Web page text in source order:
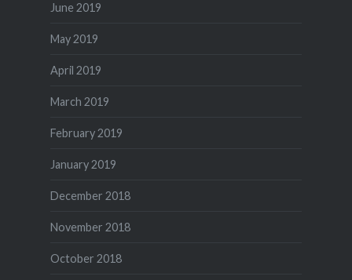
June 2019
May 2019
April 2019
March 2019
February 2019
January 2019
December 2018
November 2018
October 2018